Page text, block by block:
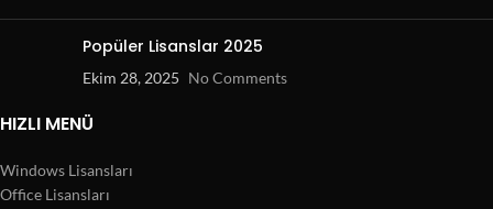
Popüler Lisanslar 2025
Ekim 28, 2025 No Comments
HIZLI MENÜ
Windows Lisansları
Office Lisansları